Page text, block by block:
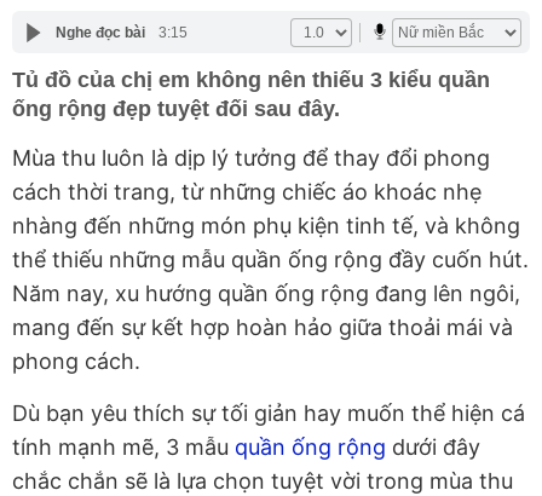
Nghe đọc bài 3:15
Tủ đồ của chị em không nên thiếu 3 kiểu quần
ống rộng đẹp tuyệt đối sau đây.
Mùa thu luôn là dịp lý tưởng để thay đổi phong
cách thời trang, từ những chiếc áo khoác nhẹ
nhàng đến những món phụ kiện tinh tế, và không
thể thiếu những mẫu quần ống rộng đầy cuốn hút.
Năm nay, xu hướng quần ống rộng đang lên ngôi,
mang đến sự kết hợp hoàn hảo giữa thoải mái và
phong cách.
Dù bạn yêu thích sự tối giản hay muốn thể hiện cá
tính mạnh mẽ, 3 mẫu quần ống rộng dưới đây
chắc chắn sẽ là lựa chọn tuyệt vời trong mùa thu